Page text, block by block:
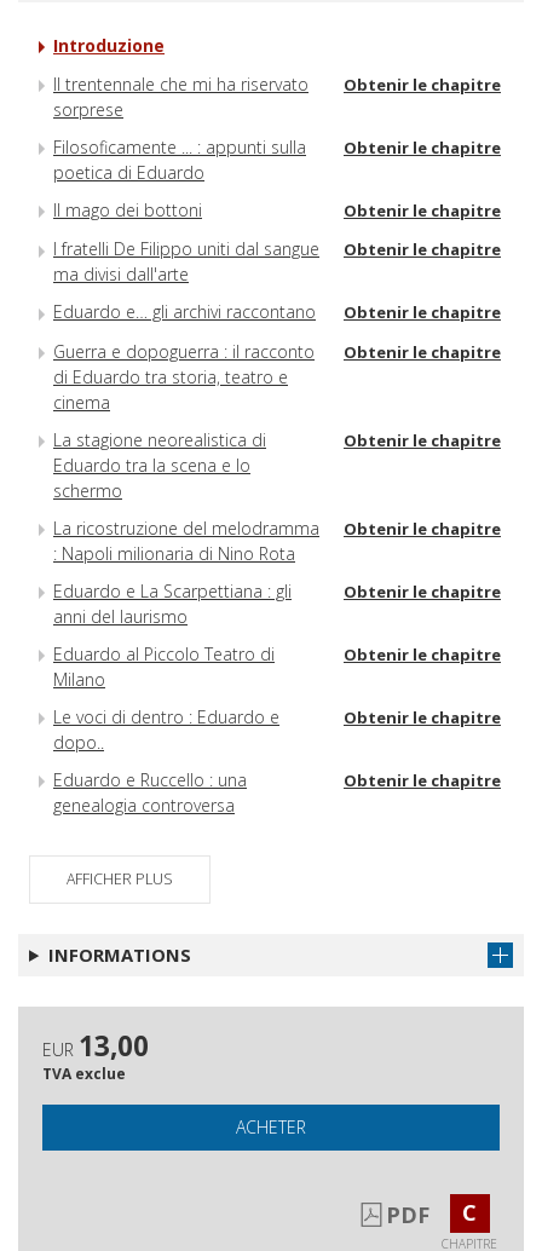
Introduzione
Il trentennale che mi ha riservato
sorprese
Obtenir le chapitre
Filosoficamente ... : appunti sulla
poetica di Eduardo
Obtenir le chapitre
Il mago dei bottoni Obtenir le chapitre
I fratelli De Filippo uniti dal sangue
ma divisi dall'arte
Obtenir le chapitre
Eduardo e… gli archivi raccontano Obtenir le chapitre
Guerra e dopoguerra : il racconto
di Eduardo tra storia, teatro e
cinema
Obtenir le chapitre
La stagione neorealistica di
Eduardo tra la scena e lo
schermo
Obtenir le chapitre
La ricostruzione del melodramma
: Napoli milionaria di Nino Rota
Obtenir le chapitre
Eduardo e La Scarpettiana : gli
anni del laurismo
Obtenir le chapitre
Eduardo al Piccolo Teatro di
Milano
Obtenir le chapitre
Le voci di dentro : Eduardo e
dopo..
Obtenir le chapitre
Eduardo e Ruccello : una
genealogia controversa
Obtenir le chapitre
Eduardo e la Russia
La ricezione di Eduardo nel Regno
Unito
Obtenir le chapitre
Alcune messinscene recenti del
teatro di Eduardo in Francia
(1992-2012)
Obtenir le chapitre
A partire da Petito strenge
Obtenir le chapitre
AFFICHER PLUS
INFORMATIONS
EUR 13,00
TVA exclue
ACHETER
PDF C
CHAPITRE